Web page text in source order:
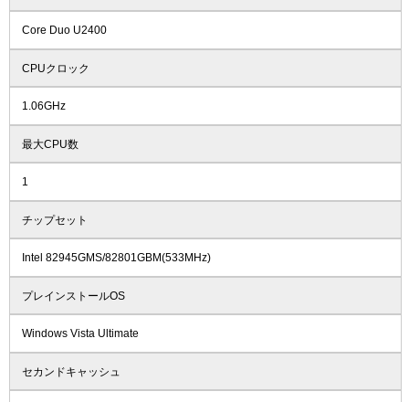
Core Duo U2400
CPUクロック
1.06GHz
最大CPU数
1
チップセット
Intel 82945GMS/82801GBM(533MHz)
プレインストールOS
Windows Vista Ultimate
セカンドキャッシュ